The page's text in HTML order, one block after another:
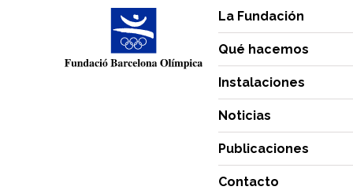
La Fundación
Qué hacemos
Instalaciones
Noticias
Publicaciones
Contacto